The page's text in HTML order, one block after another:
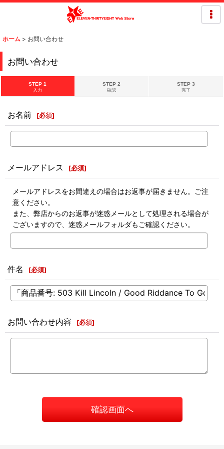
ホーム > お問い合わせ
お問い合わせ
STEP 1
入力
STEP 2
確認
STEP 3
完了
お名前 [必須]
メールアドレス [必須]
メールアドレスをお間違えの場合はお返事が届きません。ご注
意ください。
また、弊店からのお返事が迷惑メールとして処理される場合が
ございますので、迷惑メールフォルダもご確認ください。
件名 [必須]
お問い合わせ内容 [必須]
確認画面へ